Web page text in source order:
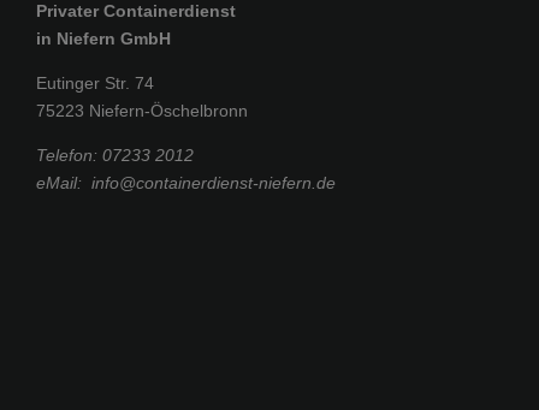
Privater Containerdienst
in Niefern GmbH
Eutinger Str. 74
75223 Niefern-Öschelbronn
Telefon: 07233 2012
eMail: info@containerdienst-niefern.de